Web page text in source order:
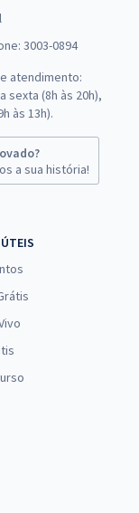
Imóveis - 8ª Região
106 - PAS -
e Marketing (Pós-
Imóveis - 8ª Região
Administrativos -
3003-0894
atendimento:
sexta (8h às 20h),
às 13h).
a sua história!